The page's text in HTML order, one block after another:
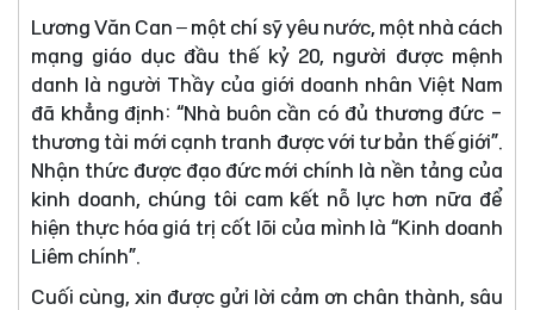
Lương Văn Can – một chí sỹ yêu nước, một nhà cách
mạng giáo dục đầu thế kỷ 20, người được mệnh
danh là người Thầy của giới doanh nhân Việt Nam
đã khẳng định: “Nhà buôn cần có đủ thương đức -
thương tài mới cạnh tranh được với tư bản thế giới”.
Nhận thức được đạo đức mới chính là nền tảng của
kinh doanh, chúng tôi cam kết nỗ lực hơn nữa để
hiện thực hóa giá trị cốt lõi của mình là “Kinh doanh
Liêm chính”.
Cuối cùng, xin được gửi lời cảm ơn chân thành, sâu